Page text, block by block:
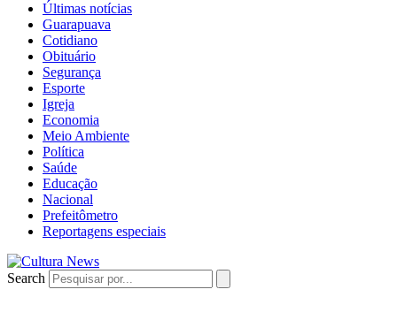
Últimas notícias
Guarapuava
Cotidiano
Obituário
Segurança
Esporte
Igreja
Economia
Meio Ambiente
Política
Saúde
Educação
Nacional
Prefeitômetro
Reportagens especiais
Search